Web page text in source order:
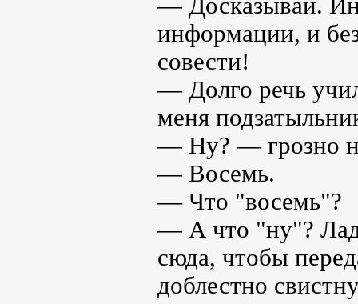
— Досказывай.
информации, и
совести!
— Долго речь
меня
— Ну? — грозно
— Восемь.
— Что "восемь"?
— А что "ну"?
сюда, чтобы
доблестно